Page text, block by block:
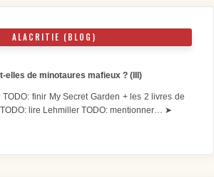
ALACRITIE (BLOG)
elles de minotaures mafieux ? (III)
finir My Secret Garden + les 2 livres de
lire Lehmiller TODO: mentionner… ➤